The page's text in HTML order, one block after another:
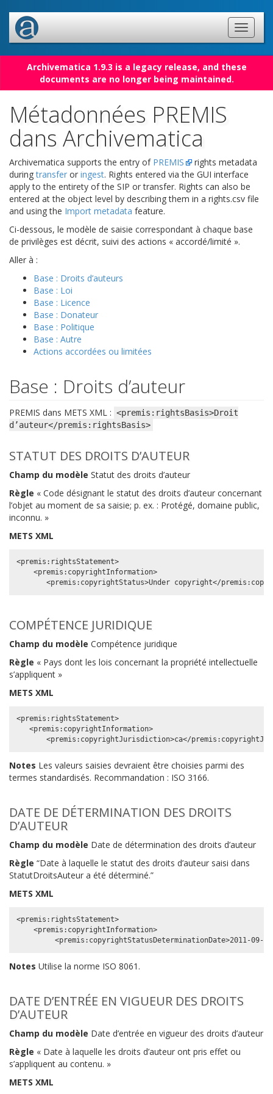
Archivematica 1.9.3 is a legacy release, and these
documents are no longer being maintained.
Métadonnées PREMIS
dans Archivematica
Archivematica supports the entry of PREMIS
rights metadata
duringtransfer or ingest. Rights entered via the GUI interface
apply to the entirety of the SIP or transfer. Rights can also be
entered at the object level by describing them in a rights.csv file
and using the Import metadata feature.
Ci-dessous, le modèle de saisie correspondant à chaque base
de privilèges est décrit, suivi des actions « accordé/limité ».
Aller à :
Base : Droits d’auteurs
Base : Loi
Base : Licence
Base : Donateur
Base : Politique
Base : Autre
Actions accordées ou limitées
Base : Droits d’auteur
PREMIS dans METS XML : <premis:rightsBasis>Droit
d’auteur</premis:rightsBasis>
STATUT DES DROITS D’AUTEUR
Champ du modèle Statut des droits d’auteur
Règle « Code désignant le statut des droits d’auteur concernant
l’objet au moment de sa saisie; p. ex. : Protégé, domaine public,
inconnu. »
METS XML
<premis:rightsStatement>
    <premis:copyrightInformation>
COMPÉTENCE JURIDIQUE
Champ du modèle Compétence juridique
Règle « Pays dont les lois concernant la propriété intellectuelle
s’appliquent »
METS XML
<premis:rightsStatement>
   <premis:copyrightInformation>
Notes Les valeurs saisies devraient être choisies parmi des
termes standardisés. Recommandation : ISO 3166.
DATE DE DÉTERMINATION DES DROITS
D’AUTEUR
Champ du modèle Date de détermination des droits d’auteur
Règle “Date à laquelle le statut des droits d’auteur saisi dans
StatutDroitsAuteur a été déterminé.”
METS XML
<premis:rightsStatement>
    <premis:copyrightInformation>
Notes Utilise la norme ISO 8061.
DATE D’ENTRÉE EN VIGUEUR DES DROITS
D’AUTEUR
Champ du modèle Date d’entrée en vigueur des droits d’auteur
Règle « Date à laquelle les droits d’auteur ont pris effet ou
s’appliquent au contenu. »
METS XML